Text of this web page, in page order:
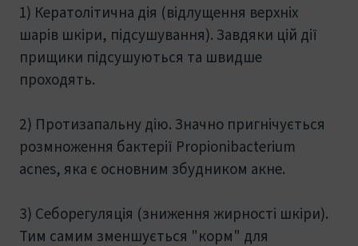
1) Кератолітична дія (відлущення верхніх
шарів шкіри, підсушування). Завдяки цій дії
прищики підсушуються та швидше
проходять.
2) Протизапальну дію. Значно пригнічується
розмноження бактерії Propionibacterium
acnes, яка є основним збудником акне.
3) Себорегуляція (зниження жирності шкіри).
Тим самим зменшується "корм" для